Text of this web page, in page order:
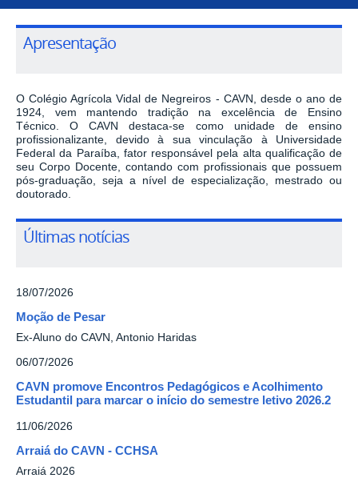
Apresentação
O Colégio Agrícola Vidal de Negreiros - CAVN, desde o ano de
1924, vem mantendo tradição na excelência de Ensino
Técnico.O CAVN destaca-se como unidade de ensino
profissionalizante, devido à sua vinculação à Universidade
Federal da Paraíba, fator responsável pela alta qualificação de
seu Corpo Docente, contando com profissionais que possuem
pós-graduação, seja a nível de especialização, mestrado ou
doutorado.
Últimas notícias
18/07/2026
Moção de Pesar
Ex-Aluno do CAVN, Antonio Haridas
06/07/2026
CAVN promove Encontros Pedagógicos e Acolhimento
Estudantil para marcar o início do semestre letivo 2026.2
11/06/2026
Arraiá do CAVN - CCHSA
Arraiá 2026